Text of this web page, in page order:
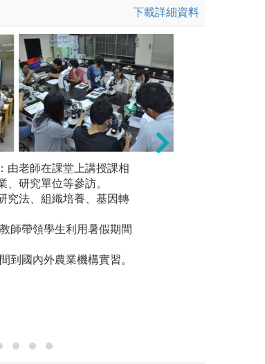
下載詳細資料
(二)要不斷將聽取的
)做好筆記。
由老師在課堂上講授課相
、研究單位等參訪。
究法、組織培養、基因轉
師帶領學生利用暑假期間
到國內外農業機構實習。